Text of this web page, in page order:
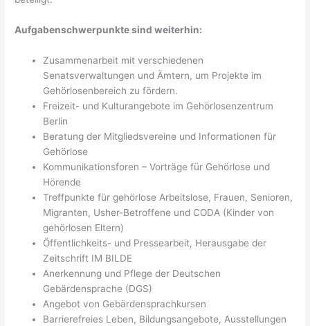
Aufgabenschwerpunkte sind weiterhin:
Zusammenarbeit mit verschiedenen
Senatsverwaltungen und Ämtern, um Projekte im
Gehörlosenbereich zu fördern.
Freizeit- und Kulturangebote im Gehörlosenzentrum
Berlin
Beratung der Mitgliedsvereine und Informationen für
Gehörlose
Kommunikationsforen – Vorträge für Gehörlose und
Hörende
Treffpunkte für gehörlose Arbeitslose, Frauen, Senioren,
Migranten, Usher-Betroffene und CODA (Kinder von
gehörlosen Eltern)
Öffentlichkeits- und Pressearbeit, Herausgabe der
Zeitschrift IM BILDE
Anerkennung und Pflege der Deutschen
Gebärdensprache (DGS)
Angebot von Gebärdensprachkursen
Barrierefreies Leben, Bildungsangebote, Ausstellungen